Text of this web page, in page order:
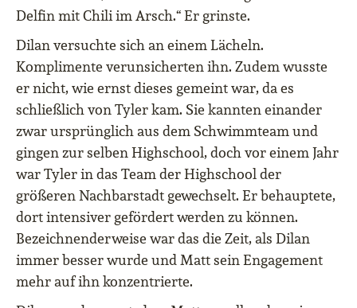
Delfin mit Chili im Arsch.“ Er grinste.
Dilan versuchte sich an einem Lächeln.
Komplimente verunsicherten ihn. Zudem wusste
er nicht, wie ernst dieses gemeint war, da es
schließlich von Tyler kam. Sie kannten einander
zwar ursprünglich aus dem Schwimmteam und
gingen zur selben Highschool, doch vor einem Jahr
war Tyler in das Team der Highschool der
größeren Nachbarstadt gewechselt. Er behauptete,
dort intensiver gefördert werden zu können.
Bezeichnenderweise war das die Zeit, als Dilan
immer besser wurde und Matt sein Engagement
mehr auf ihn konzentrierte.